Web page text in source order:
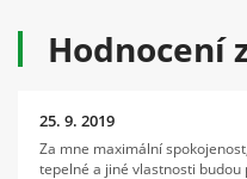
Hodnocení
25. 9. 2019
Za mne maximální
tepelné a jiné vlastnosti budou